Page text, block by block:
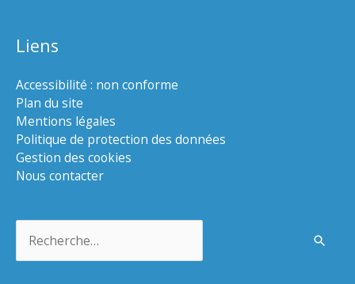
Liens
Accessibilité : non conforme
Plan du site
Mentions légales
Politique de protection des données
Gestion des cookies
Nous contacter